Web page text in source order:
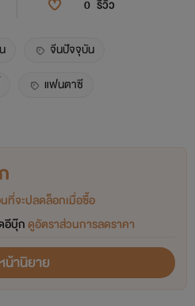
0 รีวิว
จีนปัจจุบัน
แฟนตาซี
ที่จะปลดล็อกเมื่อซื้อ
อีบุ๊ก ดูอัตราส่วนการลดราคา
น้านิยาย